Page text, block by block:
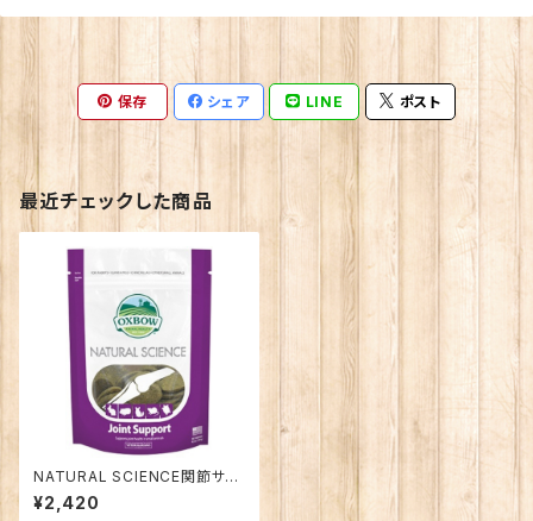
保存 シェア LINE ポスト
最近チェックした商品
NATURAL SCIENCE関節サポ
ート
¥2,420